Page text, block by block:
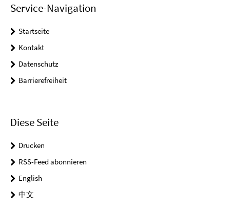
Service-Navigation
Startseite
Kontakt
Datenschutz
Barrierefreiheit
Diese Seite
Drucken
RSS-Feed abonnieren
English
中文